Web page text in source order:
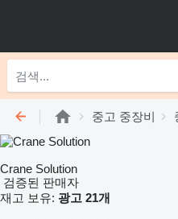
중고 중장비
Crane Solution
검증된 판매자
재고 보유: 광고 21개